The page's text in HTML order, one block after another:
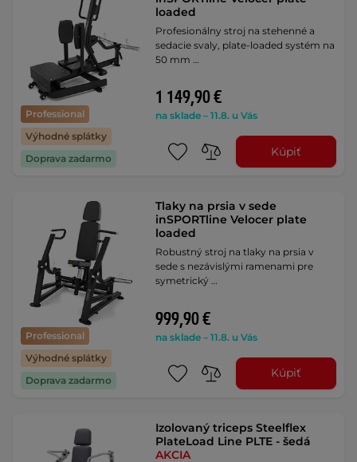
Professional
Výhodné splátky
Doprava zadarmo
loaded
Profesionálny stroj na stehenné a
sedacie svaly, plate-loaded systém na
50 mm …
1 149,90 €
na sklade – 11.8. u Vás
Kúpiť
Professional
Výhodné splátky
Doprava zadarmo
Tlaky na prsia v sede
inSPORTline Velocer plate
loaded
Robustný stroj na tlaky na prsia v
sede s nezávislými ramenami pre
symetrický …
999,90 €
na sklade – 11.8. u Vás
Kúpiť
Izolovaný triceps Steelflex
PlateLoad Line PLTE - šedá
AKCIA